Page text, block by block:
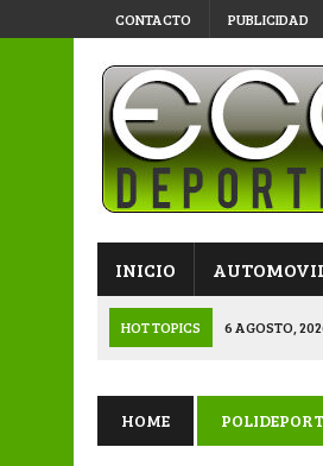
CONTACTO PUBLICIDAD
INICIO
HOT TOPICS 6 AGOSTO,
6 AGOSTO, 2026 | APERTURA:
HOME